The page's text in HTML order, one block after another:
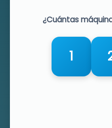
¿Cuántas
1